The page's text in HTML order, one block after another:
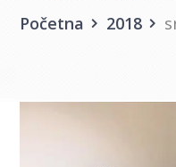
Početna 2018